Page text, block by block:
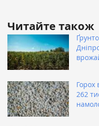
Читайте також
Горох
262